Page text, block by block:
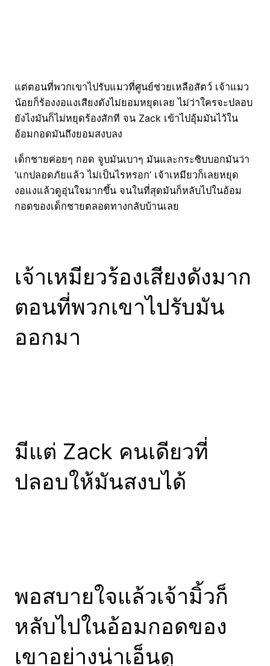
แต่ตอนที่พวกเขาไปรับแมวที่ศูนย์ช่วยเหลือสัตว์ เจ้าแมว
น้อยก็ร้องงอแงเสียงดังไม่ยอมหยุดเลย ไม่ว่าใครจะปลอบ
ยังไงมันก็ไม่หยุดร้องสักที จน Zack เข้าไปอุ้มมันไว้ใน
อ้อมกอดมันถึงยอมสงบลง
เด็กชายค่อยๆ กอด จูบมันเบาๆ มันและกระซิบบอกมันว่า
‘แกปลอดภัยแล้ว ไม่เป็นไรหรอก’ เจ้าเหมียวก็เลยหยุด
งอแงแล้วดูอุ่นใจมากขึ้น จนในที่สุดมันก็หลับไปในอ้อม
กอดของเด็กชายตลอดทางกลับบ้านเลย
เจ้าเหมียวร้องเสียงดังมาก
ตอนที่พวกเขาไปรับมัน
ออกมา
มีแต่ Zack คนเดียวที่
ปลอบให้มันสงบได้
พอสบายใจแล้วเจ้ามิ้วก็
หลับไปในอ้อมกอดของ
เขาอย่างน่าเอ็นดู